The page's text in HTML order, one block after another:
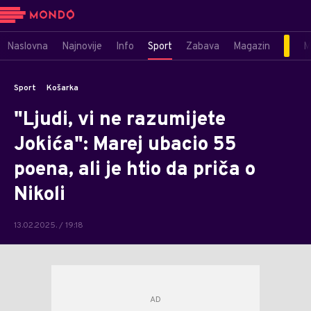
Naslovna Najnovije Info Sport Zabava Magazin
Sport Košarka
"Ljudi, vi ne razumijete
Jokića": Marej ubacio 55
poena, ali je htio da priča o
Nikoli
13.02.2025. / 19:18